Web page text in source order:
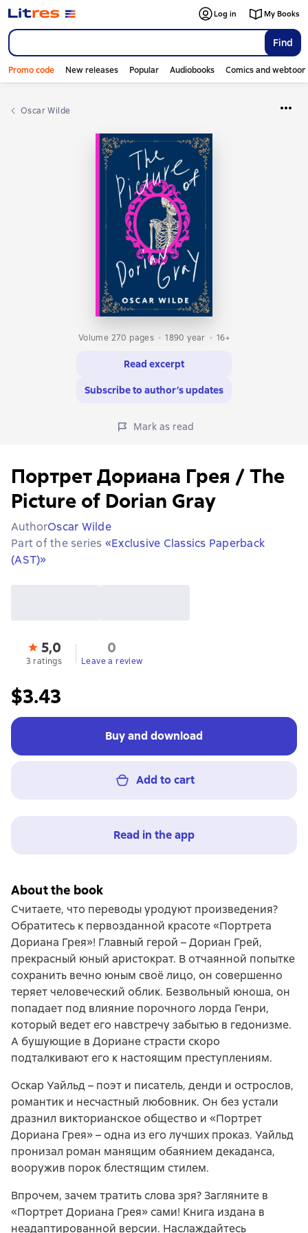
Find
Log in My Books
Promo code New releases Popular Audiobooks Comics and
Oscar Wilde
Volume 270 pages 1890 year 16+
Read excerpt
Subscribe to author’s updates
Mark as read
Портрет Дориана Грея / The
Picture of Dorian Gray
AuthorOscar Wilde
Part of the series «Exclusive Classics Paperback
(AST)»
5,0
3 ratings
0
Leave a review
$3.43
Buy and download
Add to cart
Read in the app
About the book
Считаете, что переводы уродуют произведения?
Обратитесь к первозданной красоте «Портрета
Дориана Грея»! Главный герой – Дориан Грей,
прекрасный юный аристократ. В отчаянной попытке
сохранить вечно юным своё лицо, он совершенно
теряет человеческий облик. Безвольный юноша, он
попадает под влияние порочного лорда Генри,
который ведет его навстречу забытью в гедонизме.
А бушующие в Дориане страсти скоро
подталкивают его к настоящим преступлениям.
Оскар Уайльд – поэт и писатель, денди и острослов,
романтик и несчастный любовник. Он без устали
дразнил викторианское общество и «Портрет
Дориана Грея» – одна из его лучших проказ. Уайльд
пронизал роман манящим обаянием декаданса,
вооружив порок блестящим стилем.
Впрочем, зачем тратить слова зря? Загляните в
«Портрет Дориана Грея» сами! Книга издана в
неадаптированной версии. Наслаждайтесь